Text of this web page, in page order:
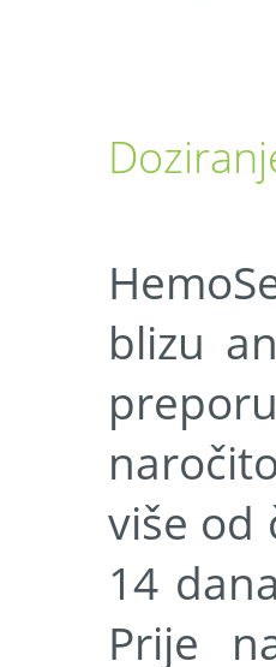
blizu
više od
14
Prije